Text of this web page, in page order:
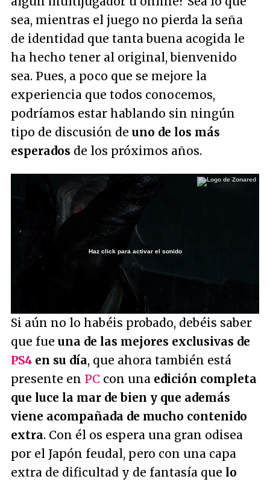
sea, mientras el juego no pierda la seña
de identidad que tanta buena acogida le
ha hecho tener al original, bienvenido
sea. Pues, a poco que se mejore la
experiencia que todos conocemos,
podríamos estar hablando sin ningún
tipo de discusión de uno de los más
esperados de los próximos años.
Unmute
Haz click para activar el sonido
Si aún no lo habéis probado, debéis saber
que fue una de las mejores exclusivas de
PS4 en su día, que ahora también está
presente en PC con una edición completa
que luce la mar de bien y que además
viene acompañada de mucho contenido
extra. Con él os espera una gran odisea
por el Japón feudal, pero con una capa
extra de dificultad y de fantasía que lo